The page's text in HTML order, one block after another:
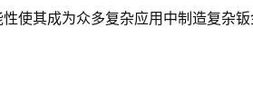
使其成为众多复杂应用中制造复杂